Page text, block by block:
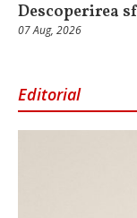
Descoperirea
07 Aug, 2026
Editorial